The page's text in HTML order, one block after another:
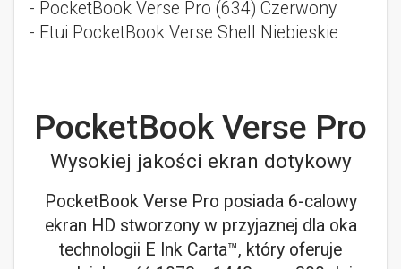
- PocketBook Verse Pro (634) Czerwony
- Etui PocketBook Verse Shell Niebieskie
PocketBook Verse Pro
Wysokiej jakości ekran dotykowy
PocketBook Verse Pro posiada 6-calowy
ekran HD stworzony w przyjaznej dla oka
technologii E Ink Carta™, który oferuje